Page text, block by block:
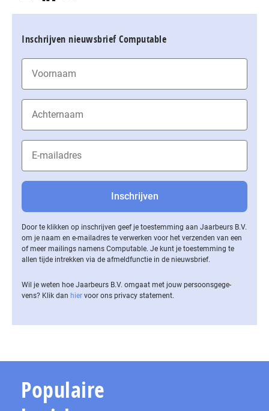
Inschrijven nieuwsbrief Computable
Door te klikken op inschrijven geef je toestemming aan Jaarbeurs B.V.
om je naam en e-mailadres te verwerken voor het verzenden van een
of meer mailings namens Computable. Je kunt je toestemming te
allen tijde intrekken via de af­meld­func­tie in de nieuwsbrief.
Wil je weten hoe Jaarbeurs B.V. omgaat met jouw per­soons­ge­ge­
vens? Klik dan hier voor ons privacy statement.
Populaire